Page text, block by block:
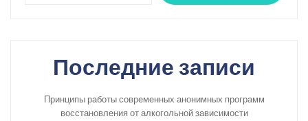
Последние записи
Принципы работы современных анонимных программ
восстановления от алкогольной зависимости